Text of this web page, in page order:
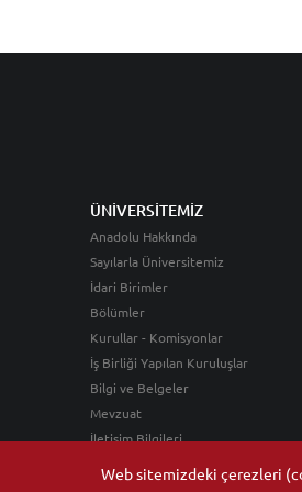
Web sitemizdeki çerezleri
ÜNİVERSİTEMİZ
Anadolu Hakkında
Sayılarla Üniversitemiz
İdari Birimler
Bölümler
Kurullar - Komisyonlar
İş Birliği Yapılan Kuruluşlar
Bilgi ve Belgeler
Mevzuat
İletişim Bilgileri